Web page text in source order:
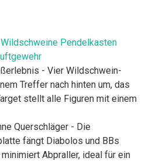
Pendelkasten
- Vier Wildschwein-
Treffer nach hinten um, das
stellt alle Figuren mit einem
Querschläger - Die
fängt Diabolos und BBs
Abpraller, ideal für ein